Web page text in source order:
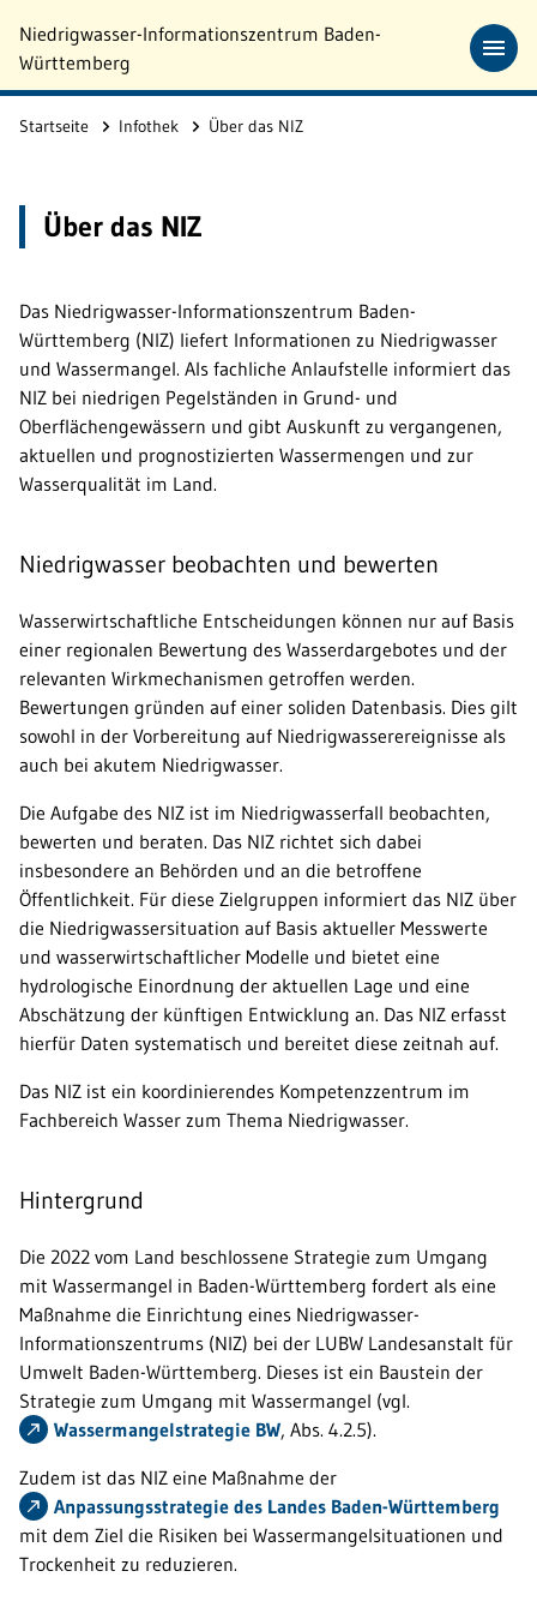
Zum Hauptinhalt springen
Niedrigwasser-Informationszentrum Baden-
Württemberg
Startseite Infothek Über das NIZ
Über das NIZ
Das Niedrigwasser-Informationszentrum Baden-
Württemberg (NIZ) liefert Informationen zu Niedrigwasser
und Wassermangel. Als fachliche Anlaufstelle informiert das
NIZ bei niedrigen Pegelständen in Grund- und
Oberflächengewässern und gibt Auskunft zu vergangenen,
aktuellen und prognostizierten Wassermengen und zur
Wasserqualität im Land.
Niedrigwasser beobachten und bewerten
Wasserwirtschaftliche Entscheidungen können nur auf Basis
einer regionalen Bewertung des Wasserdargebotes und der
relevanten Wirkmechanismen getroffen werden.
Bewertungen gründen auf einer soliden Datenbasis. Dies gilt
sowohl in der Vorbereitung auf Niedrigwasserereignisse als
auch bei akutem Niedrigwasser.
Die Aufgabe des NIZ ist im Niedrigwasserfall beobachten,
bewerten und beraten. Das NIZ richtet sich dabei
insbesondere an Behörden und an die betroffene
Öffentlichkeit. Für diese Zielgruppen informiert das NIZ über
die Niedrigwassersituation auf Basis aktueller Messwerte
und wasserwirtschaftlicher Modelle und bietet eine
hydrologische Einordnung der aktuellen Lage und eine
Abschätzung der künftigen Entwicklung an. Das NIZ erfasst
hierfür Daten systematisch und bereitet diese zeitnah auf.
Das NIZ ist ein koordinierendes Kompetenzzentrum im
Fachbereich Wasser zum Thema Niedrigwasser.
Hintergrund
Die 2022 vom Land beschlossene Strategie zum Umgang
mit Wassermangel in Baden-Württemberg fordert als eine
Maßnahme die Einrichtung eines Niedrigwasser-
Informationszentrums (NIZ) bei der LUBW Landesanstalt für
Umwelt Baden-Württemberg. Dieses ist ein Baustein der
Strategie zum Umgang mit Wassermangel (vgl.
Wassermangelstrategie BW, Abs. 4.2.5).
Zudem ist das NIZ eine Maßnahme der
Anpassungsstrategie des Landes Baden-Württemberg
mit dem Ziel die Risiken bei Wassermangelsituationen und
Trockenheit zu reduzieren.